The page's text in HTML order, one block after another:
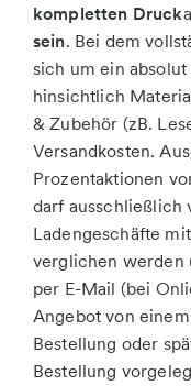
kompletten Drucka
sein. Bei dem
sich um ein
hinsichtlich
& Zubehör (zB.
Versandkosten.
Prozentaktionen
darf ausschließlich
Ladengeschäfte
verglichen werden
per E-Mail (bei
Angebot von
Bestellung oder
Bestellung